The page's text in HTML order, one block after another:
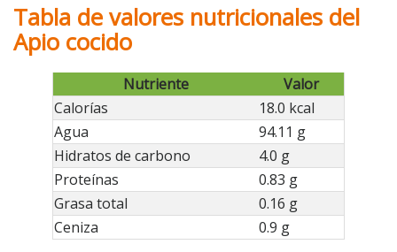
Tabla de valores nutricionales del
Apio cocido
Nutriente
Valor
Calorías
18.0 kcal
Agua
94.11 g
Hidratos de carbono
4.0 g
Proteínas
0.83 g
Grasa total
0.16 g
Ceniza
0.9 g